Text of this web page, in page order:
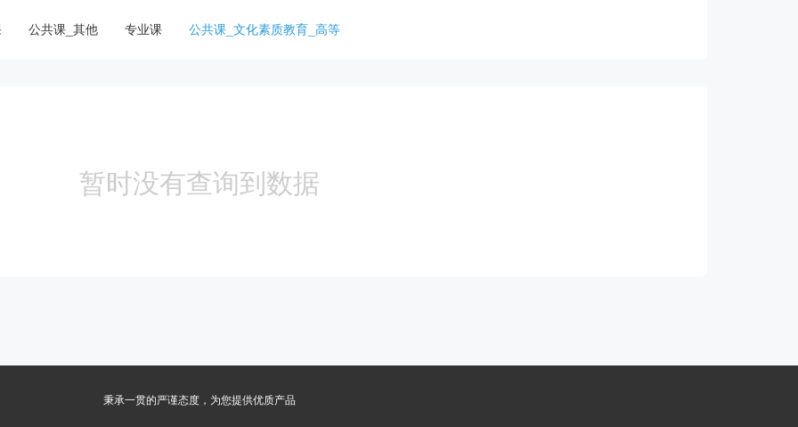
公共课_其他 专业课 公共课_文化素质教育_高等
暂时没有查询到数据
秉承一贯的严谨态度，为您提供优质产品